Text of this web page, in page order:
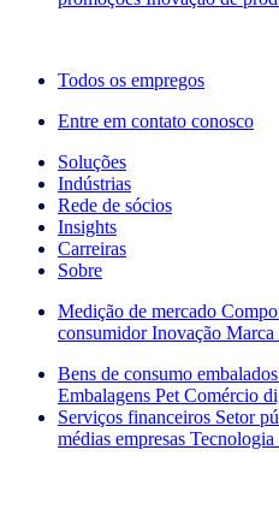
Todos os empregos
Entre em contato conosco
Soluções
Indústrias
Rede de sócios
Insights
Carreiras
Sobre
Medição de mercado
consumidor Inovação Marca
Bens de consumo embalados
Embalagens Pet Comércio
Serviços financeiros Setor
médias empresas Tecnologia